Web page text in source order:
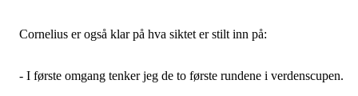
Cornelius er også klar på hva siktet er stilt inn på:
- I første omgang tenker jeg de to første rundene i verdenscupen.